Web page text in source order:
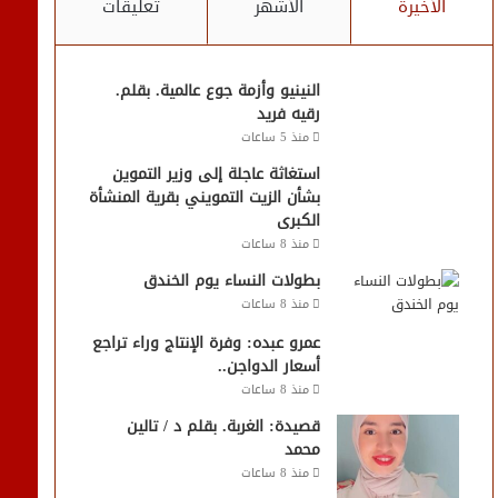
الأخيرة الأشهر تعليقات
النينيو وأزمة جوع عالمية. بقلم.
رقيه فريد
منذ 5 ساعات
استغاثة عاجلة إلى وزير التموين
بشأن الزيت التمويني بقرية المنشأة
الكبرى
منذ 8 ساعات
بطولات النساء يوم الخندق
منذ 8 ساعات
عمرو عبده: وفرة الإنتاج وراء تراجع
أسعار الدواجن..
منذ 8 ساعات
قصيدة: الغربة. بقلم د / تالين
محمد
منذ 8 ساعات